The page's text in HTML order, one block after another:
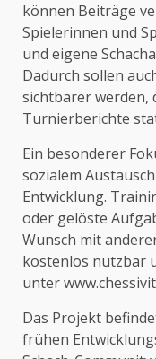
können Beiträge
Spielerinnen und
und eigene
Dadurch sollen
sichtbarer werden,
Turnierberichte
Ein besonderer
sozialem
Entwicklung.
oder gelöste
Wunsch mit
kostenlos nutzbar
unter
Das Projekt
frühen